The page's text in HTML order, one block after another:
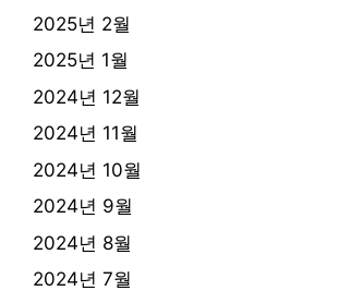
2025년 2월
2025년 1월
2024년 12월
2024년 11월
2024년 10월
2024년 9월
2024년 8월
2024년 7월